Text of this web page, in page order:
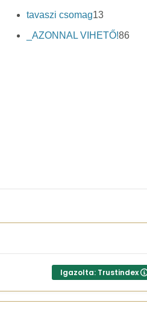
termék
tavaszi csomag1313
termék
_AZONNAL VIHETŐ!8686
Igazolta: Trustindex